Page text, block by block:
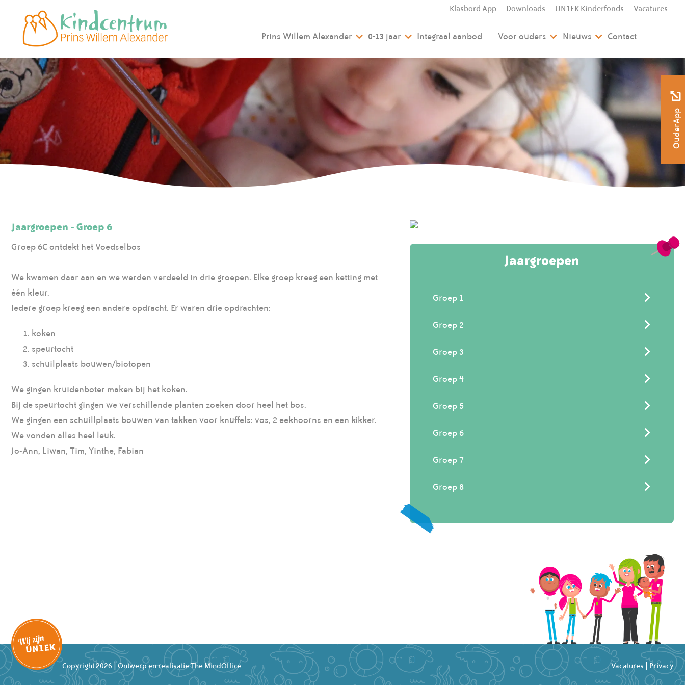
OuderApp
Klasbord App Downloads UN1EK Kinderfonds Vacatures
Prins Willem Alexander 0-13 jaar Integraal aanbod Voor ouders Nieuws Contact
Jaargroepen - Groep 6
Groep 6C ontdekt het Voedselbos
We kwamen daar aan en we werden verdeeld in drie groepen. Elke groep kreeg een ketting met
één kleur.
Iedere groep kreeg een andere opdracht. Er waren drie opdrachten:
koken
speurtocht
schuilplaats bouwen/biotopen
We gingen kruidenboter maken bij het koken.
Bij de speurtocht gingen we verschillende planten zoeken door heel het bos.
We gingen een schuillplaats bouwen van takken voor knuffels: vos, 2 eekhoorns en een kikker.
We vonden alles heel leuk.
Jo-Ann, Liwan, Tim, Yinthe, Fabian
Jaargroepen
Groep 1
Groep 2
Groep 3
Groep 4
Groep 5
Groep 6
Groep 7
Groep 8
Copyright 2026 | Ontwerp en realisatieThe MindOffice Vacatures Privacy